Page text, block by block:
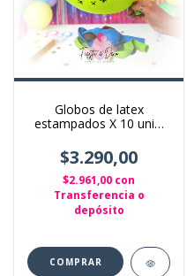
Globos de latex
estampados X 10 unid.
$3.290,00
$2.961,00 con
Transferencia o
depósito